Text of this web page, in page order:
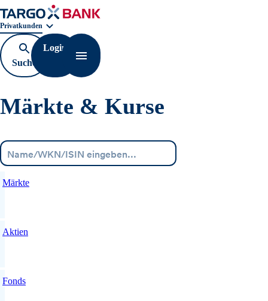
Geschäftsbereichnavigation. Aktuelle Auswahl:
Privatkunden
Suche
öffnen
Login
Navigation öffnen
Märkte & Kurse
Märkte
Aktien
Fonds